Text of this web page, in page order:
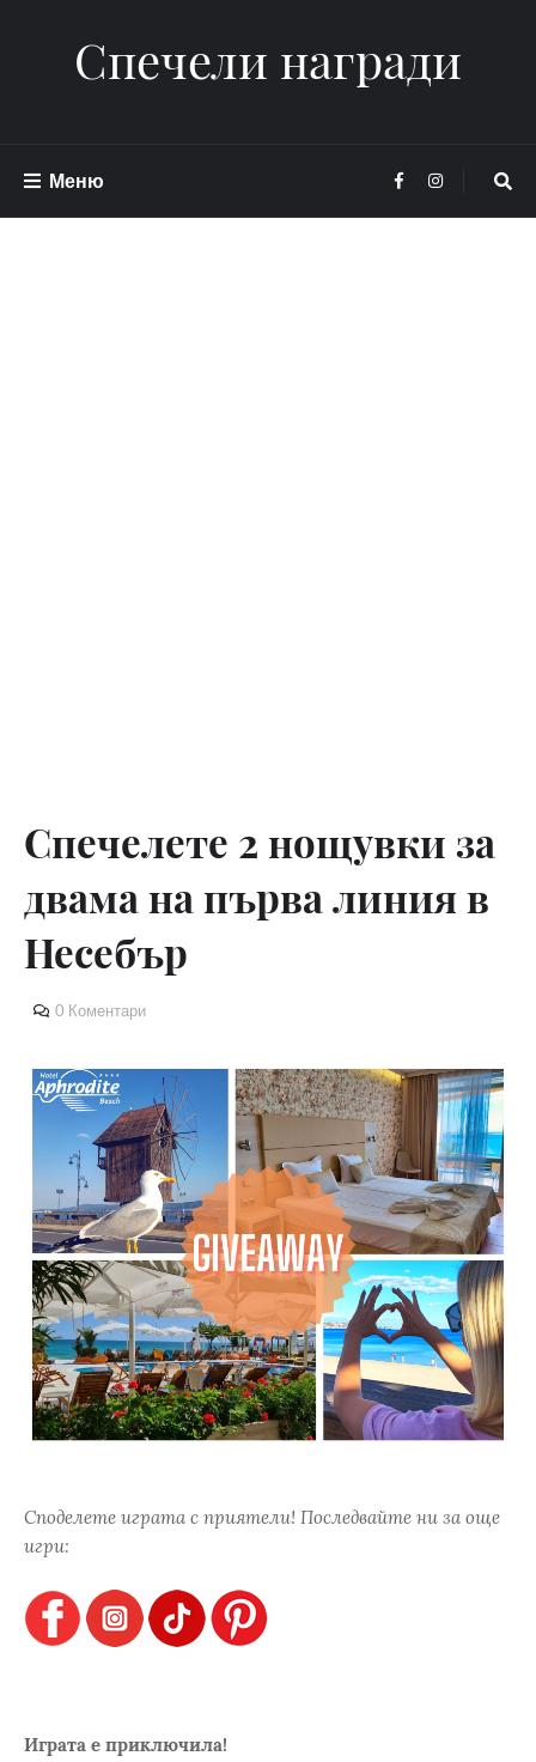
Спечели награди
Меню
Спечелете 2 нощувки за
двама на първа линия в
Несебър
0 Коментари
Споделете играта с приятели! Последвайте ни за още
игри:
Играта е приключила!